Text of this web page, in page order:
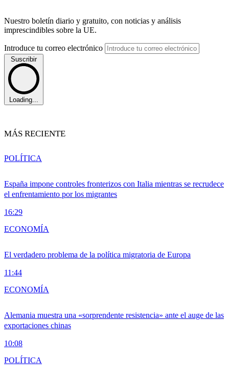
Nuestro boletín diario y gratuito, con noticias y análisis
imprescindibles sobre la UE.
Introduce tu correo electrónico
Suscribir
Loading...
MÁS RECIENTE
España impone controles fronterizos con Italia mientras se recrudece
el enfrentamiento por los migrantes
16:29
POLÍTICA
El verdadero problema de la política migratoria de Europa
11:44
ECONOMÍA
Alemania muestra una «sorprendente resistencia» ante el auge de las
exportaciones chinas
10:08
ECONOMÍA
POLÍTICA